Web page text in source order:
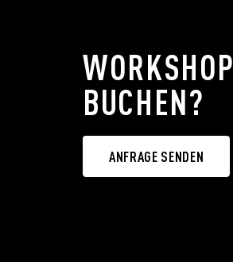
WORKSHOP
BUCHEN?
ANFRAGE SENDEN